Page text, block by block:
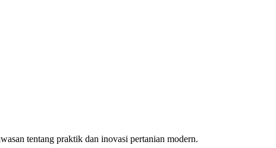
tentang praktik dan inovasi pertanian modern.